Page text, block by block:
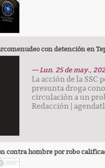
con detención en
— Lun. 25 de may.,
La acción de la SSC
presunta droga
circulación a un
Redacción|
contra hombre por robo